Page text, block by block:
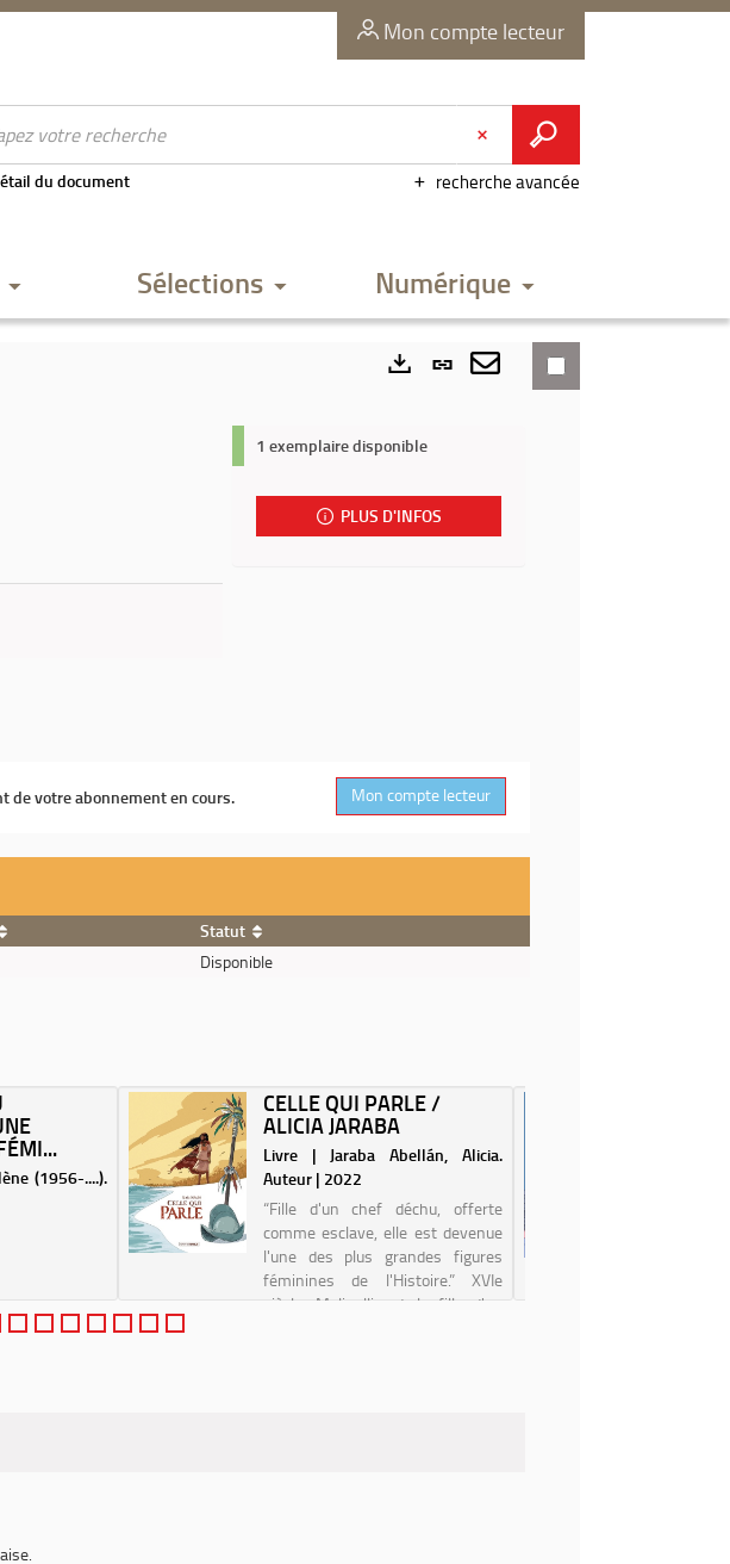
Mon compte lecteur
recherche avancée
du document
Sélections Numérique
Lien
permanent
fenêtre)
Envoyer
mail
1 exemplaire disponible
PLUS D'INFOS
de votre abonnement en cours. Mon compte lecteur
Statut
Disponible
(1956-....).
CELLE QUI PARLE /
ALICIA JARABA
Livre | Jaraba Abellán, Alicia.
Auteur | 2022
“Fille d'un chef déchu, offerte
comme esclave, elle est devenue
l'une des plus grandes figures
féminines de l'Histoire.” XVIe
siècle. Malinalli est la fille d'un